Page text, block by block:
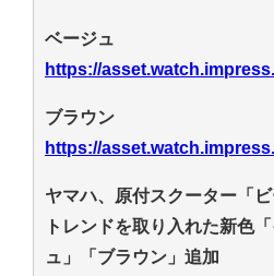
ベージュ
https://
ブラウン
https://
ヤマハ、原付スクーター「
トレンドを取り入れた新色
ュ」「ブラウン」追加